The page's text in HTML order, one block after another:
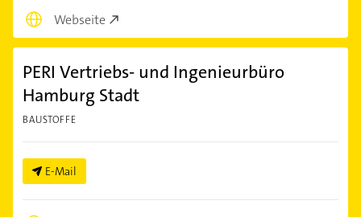
Webseite
PERI Vertriebs- und Ingenieurbüro
Hamburg Stadt
BAUSTOFFE
E-Mail